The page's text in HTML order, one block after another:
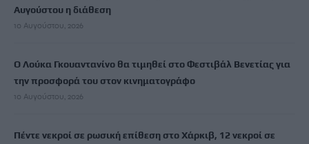
Αυγούστου η διάθεση
10 Αυγούστου, 2026
Ο Λούκα Γκουαντανίνο θα τιμηθεί στο Φεστιβάλ Βενετίας για
την προσφορά του στον κινηματογράφο
10 Αυγούστου, 2026
Πέντε νεκροί σε ρωσική επίθεση στο Χάρκιβ, 12 νεκροί σε